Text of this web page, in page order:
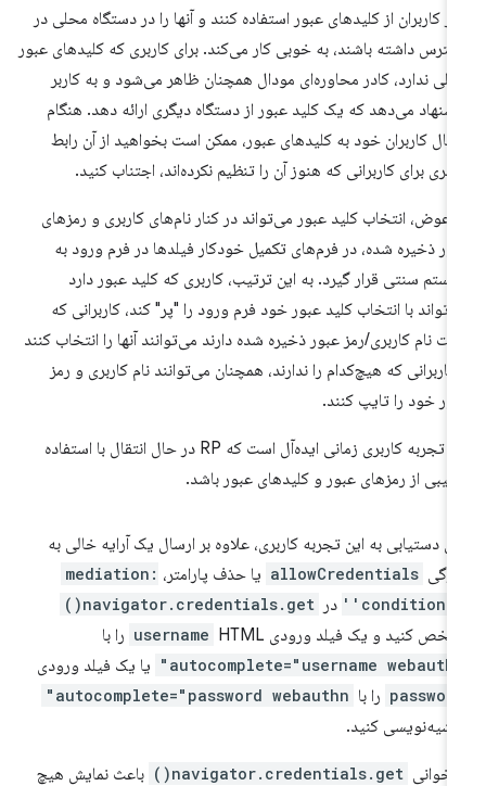
کاربران از کلیدهای عبور استفاده کنند و آنها را در دستگاه محلی در
داشته باشند، به خوبی کار می‌کند. برای کاربری که کلیدهای عبور
ندارد، کادر محاوره‌ای مودال همچنان ظاهر می‌شود و به کاربر
می‌دهد که یک کلید عبور از دستگاه دیگری ارائه دهد. هنگام
کاربران خود به کلیدهای عبور، ممکن است بخواهید از آن رابط
برای کاربرانی که هنوز آن را تنظیم نکرده‌اند، اجتناب کنید.
عوض، انتخاب کلید عبور می‌تواند در کنار نام‌های کاربری و رمزهای
ذخیره شده، در فرم‌های تکمیل خودکار فیلدها در فرم ورود به
سنتی قرار گیرد. به این ترتیب، کاربری که کلید عبور دارد
با انتخاب کلید عبور خود فرم ورود را "پر" کند، کاربرانی که
نام کاربری/رمز عبور ذخیره شده دارند می‌توانند آنها را انتخاب کنند
که هیچ‌کدام را ندارند، همچنان می‌توانند نام کاربری و رمز
خود را تایپ کنند.
این تجربه کاربری زمانی ایده‌آل است که RP در حال انتقال با استفاده
از رمزهای عبور و کلیدهای عبور باشد.
دستیابی به این تجربه کاربری، علاوه بر ارسال یک آرایه خالی به
allowCredentials یا حذف پارامتر،mediation:
در navigator.credentials.get()
کنید و یک فیلد ورودی username HTML را با
autocomplete="username یا یک فیلد ورودی
را با autocomplete="password webauthn"
کنید.
navigator.credentials.get()
باعث نمایش هیچ